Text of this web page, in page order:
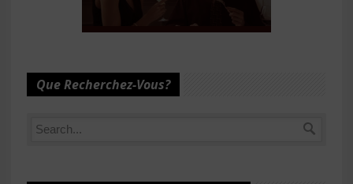
Que Recherchez-Vous?